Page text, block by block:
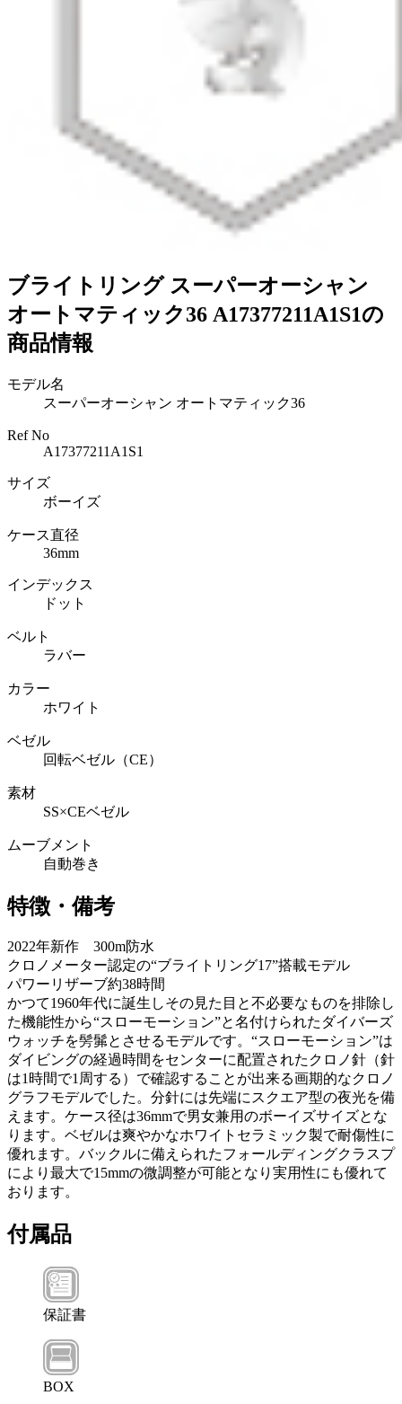
ブライトリング スーパーオーシャン
オートマティック36 A17377211A1S1の
商品情報
モデル名
スーパーオーシャン オートマティック36
Ref No
A17377211A1S1
サイズ
ボーイズ
ケース直径
36mm
インデックス
ドット
ベルト
ラバー
カラー
ホワイト
ベゼル
回転ベゼル（CE）
素材
SS×CEベゼル
ムーブメント
自動巻き
特徴・備考
2022年新作 300m防水
クロノメーター認定の“ブライトリング17”搭載モデル
パワーリザーブ約38時間
かつて1960年代に誕生しその見た目と不必要なものを排除し
た機能性から“スローモーション”と名付けられたダイバーズ
ウォッチを髣髴とさせるモデルです。“スローモーション”は
ダイビングの経過時間をセンターに配置されたクロノ針（針
は1時間で1周する）で確認することが出来る画期的なクロノ
グラフモデルでした。分針には先端にスクエア型の夜光を備
えます。ケース径は36mmで男女兼用のボーイズサイズとな
ります。ベゼルは爽やかなホワイトセラミック製で耐傷性に
優れます。バックルに備えられたフォールディングクラスプ
により最大で15mmの微調整が可能となり実用性にも優れて
おります。
付属品
保証書
BOX